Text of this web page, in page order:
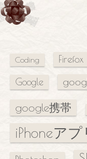
Coding Firefox
Google
google携帯
iPhoneアプ